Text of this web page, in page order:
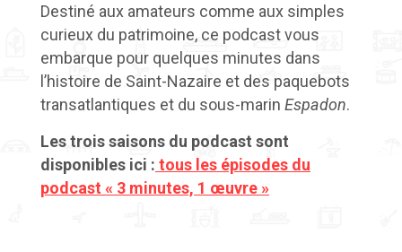
Destiné aux amateurs comme aux simples
curieux du patrimoine, ce podcast vous
embarque pour quelques minutes dans
l’histoire de Saint-Nazaire et des paquebots
transatlantiques et du sous-marin Espadon.
Les trois saisons du podcast sont
disponibles ici : tous les épisodes du
podcast « 3 minutes, 1 œuvre »